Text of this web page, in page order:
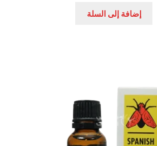
هو:
إضافة إلى السلة